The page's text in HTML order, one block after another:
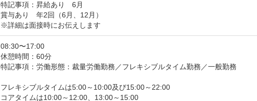
特記事項：昇給あり　6月
賞与あり　年2回（6月、12月）
※詳細は面接時にお伝えします
08:30〜17:00
休憩時間：60分
特記事項：労働形態：裁量労働勤務／フレキシブルタイム勤務／一般勤務
フレキシブルタイムは5:00～10:00及び15:00～22:00
コアタイムは10:00～12:00、13:00～15:00